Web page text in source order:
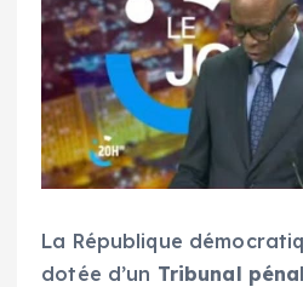
La République
dotée d’un Tribunal